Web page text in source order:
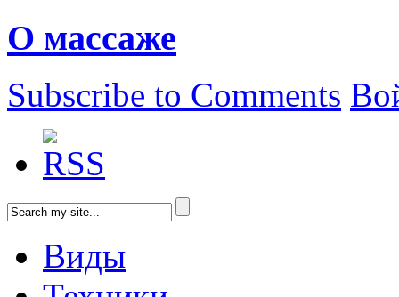
О массаже
Subscribe to Comments
Виды